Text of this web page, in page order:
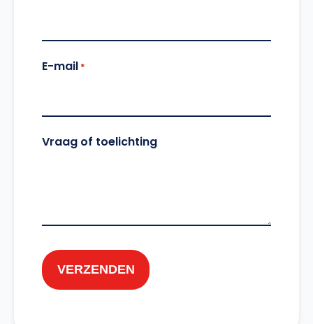
E-mail *
Vraag of toelichting
VERZENDEN